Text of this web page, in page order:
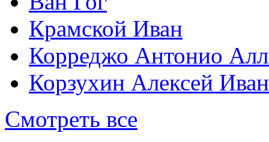
Крамской Иван
Корреджо Антонио
Корзухин Алексей
Смотреть все